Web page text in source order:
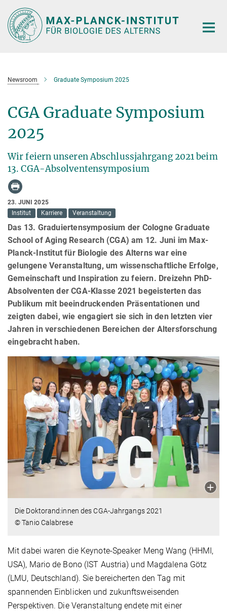
Hauptinhalt
Newsroom Graduate Symposium 2025
CGA Graduate Symposium
2025
Wir feiern unseren Abschlussjahrgang 2021 beim
13. CGA-Absolventensymposium
23. JUNI 2025
Institut
Karriere Veranstaltung
Das 13. Graduiertensymposium der Cologne Graduate
School of Aging Research (CGA) am 12. Juni im Max-
Planck-Institut für Biologie des Alterns war eine
gelungene Veranstaltung, um wissenschaftliche Erfolge,
Gemeinschaft und Inspiration zu feiern. Dreizehn PhD-
Absolventen der CGA-Klasse 2021 begeisterten das
Publikum mit beeindruckenden Präsentationen und
zeigten dabei, wie engagiert sie sich in den letzten vier
Jahren in verschiedenen Bereichen der Altersforschung
eingebracht haben.
Die Doktorand:innen des CGA-Jahrgangs 2021
© Tanio Calabrese
Mit dabei waren die Keynote-Speaker Meng Wang (HHMI,
USA), Mario de Bono (IST Austria) und Magdalena Götz
(LMU, Deutschland). Sie bereicherten den Tag mit
spannenden Einblicken und zukunftsweisenden
Perspektiven. Die Veranstaltung endete mit einer